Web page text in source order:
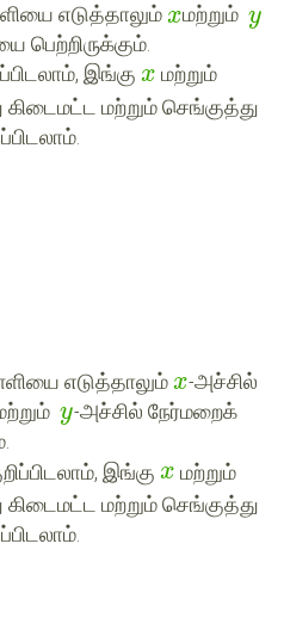
எடுத்தாலும்xமற்றும்y
பெற்றிருக்கும்.
இங்கு x மற்றும்
மற்றும் செங்குத்து
எடுத்தாலும்x-அச்சில்
y-அச்சில் நேர்மறைக்
இங்கு x மற்றும்
மற்றும் செங்குத்து